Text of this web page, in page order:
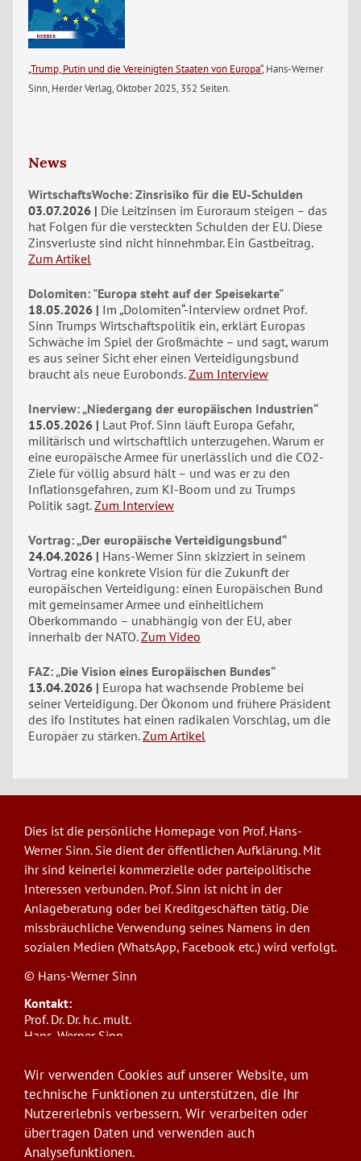
„Trump, Putin und die Vereinigten Staaten von Europa“, Hans-Werner
Sinn, Herder Verlag, Oktober 2025, 352 Seiten.
News
WirtschaftsWoche: Zinsrisiko für die EU-Schulden
03.07.2026
Die Leitzinsen im Euroraum steigen – das
hat Folgen für die versteckten Schulden der EU. Diese
Zinsverluste sind nicht hinnehmbar. Ein Gastbeitrag.
Zum Artikel
Dolomiten: "Europa steht auf der Speisekarte"
18.05.2026
Im „Dolomiten“-Interview ordnet Prof.
Sinn Trumps Wirtschaftspolitik ein, erklärt Europas
Schwäche im Spiel der Großmächte – und sagt, warum
es aus seiner Sicht eher einen Verteidigungsbund
braucht als neue Eurobonds. Zum Interview
Inerview: „Niedergang der europäischen Industrien“
15.05.2026
Laut Prof. Sinn läuft Europa Gefahr,
militärisch und wirtschaftlich unterzugehen. Warum er
eine europäische Armee für unerlässlich und die CO2-
Ziele für völlig absurd hält – und was er zu den
Inflationsgefahren, zum KI-Boom und zu Trumps
Politik sagt. Zum Interview
Vortrag: „Der europäische Verteidigungsbund“
24.04.2026
Hans-Werner Sinn skizziert in seinem
Vortrag eine konkrete Vision für die Zukunft der
europäischen Verteidigung: einen Europäischen Bund
mit gemeinsamer Armee und einheitlichem
Oberkommando – unabhängig von der EU, aber
innerhalb der NATO. Zum Video
FAZ: „Die Vision eines Europäischen Bundes“
13.04.2026
Europa hat wachsende Probleme bei
seiner Verteidigung. Der Ökonom und frühere Präsident
des ifo Institutes hat einen radikalen Vorschlag, um die
Europäer zu stärken. Zum Artikel
Dies ist die persönliche Homepage von Prof. Hans-
Werner Sinn. Sie dient der öffentlichen Aufklärung. Mit
ihr sind keinerlei kommerzielle oder parteipolitische
Interessen verbunden. Prof. Sinn ist nicht in der
Anlageberatung oder bei Kreditgeschäften tätig. Die
missbräuchliche Verwendung seines Namens in den
sozialen Medien (WhatsApp, Facebook etc.) wird verfolgt.
© Hans-Werner Sinn
Kontakt:
Prof. Dr. Dr. h.c. mult.
Hans-Werner Sinn,
ifo Institut
Poschingerstr. 5, 81679 München
Telefon: +49(0)89/9224-1276
E-Mail:sinn@ifo.de
Anmelden
Wir verwenden Cookies auf unserer Website, um
technische Funktionen zu unterstützen, die Ihr
Nutzererlebnis verbessern. Wir verarbeiten oder
übertragen Daten und verwenden auch
Analysefunktionen.